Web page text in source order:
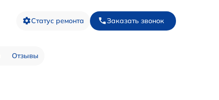
Статус ремонта Заказать звонок
Отзывы